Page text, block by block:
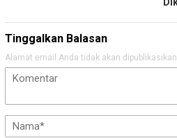
Tinggalkan Balasan
Alamat email Anda tidak akan